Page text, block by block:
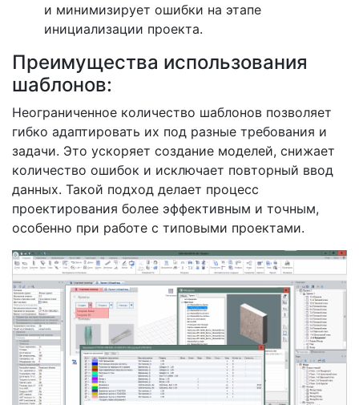
и минимизирует ошибки на этапе
инициализации проекта.
Преимущества использования
шаблонов:
Неограниченное количество шаблонов позволяет
гибко адаптировать их под разные требования и
задачи. Это ускоряет создание моделей, снижает
количество ошибок и исключает повторный ввод
данных. Такой подход делает процесс
проектирования более эффективным и точным,
особенно при работе с типовыми проектами.